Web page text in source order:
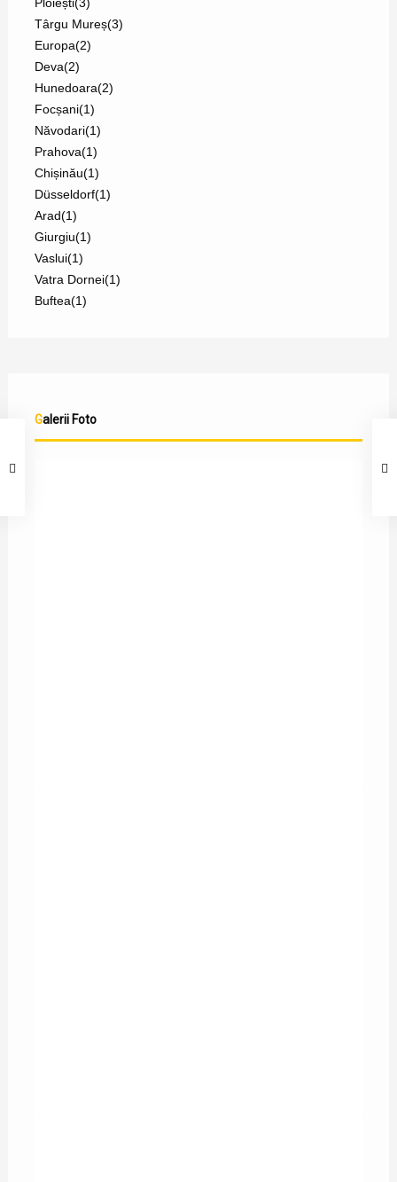
Ploiești(3)
Târgu Mureș(3)
Europa(2)
Deva(2)
Hunedoara(2)
Focșani(1)
Năvodari(1)
Prahova(1)
Chișinău(1)
Düsseldorf(1)
Arad(1)
Giurgiu(1)
Vaslui(1)
Vatra Dornei(1)
Buftea(1)
Galerii Foto